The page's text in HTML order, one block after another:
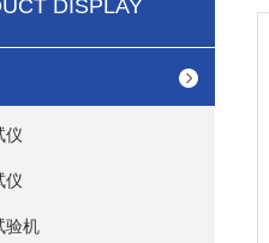
DISPLAY
仪
仪
验机